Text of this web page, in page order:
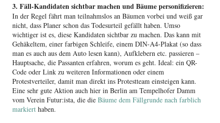
3. Fäll-Kandidaten sichtbar machen und Bäume personifizieren:
In der Regel fährt man teilnahmslos an Bäumen vorbei und weiß gar
nicht, dass Planer schon das Todesurteil gefällt haben. Umso
wichtiger ist es, diese Kandidaten sichtbar zu machen. Das kann mit
Gehäkeltem, einer farbigen Schleife, einem DIN-A4-Plakat (so dass
man es auch aus dem Auto lesen kann), Aufklebern etc. passieren –
Hauptsache, die Passanten erfahren, worum es geht. Ideal: ein QR-
Code oder Link zu weiteren Informationen oder einem
Protestverteiler, damit man direkt ins Protestteam einsteigen kann.
Eine sehr gute Aktion auch hier in Berlin am Tempelhofer Damm
vom Verein Futur:ista, die dieBäume dem Fällgrunde nach farblich
markiert haben.